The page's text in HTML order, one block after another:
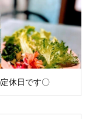
休日です〇